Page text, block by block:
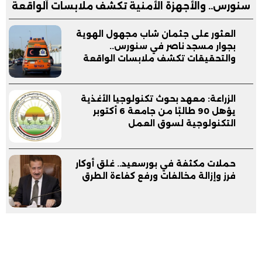
سنورس.. والأجهزة الأمنية تكشف ملابسات الواقعة
العثور على جثمان شاب مجهول الهوية
بجوار مسجد ناصر في سنورس..
والتحقيقات تكشف ملابسات الواقعة
الزراعة: معهد بحوث تكنولوجيا الأغذية
يؤهل 90 طالبًا من جامعة 6 أكتوبر
التكنولوجية لسوق العمل
حملات مكثفة في بورسعيد.. غلق أوكار
فرز وإزالة مخالفات ورفع كفاءة الطرق